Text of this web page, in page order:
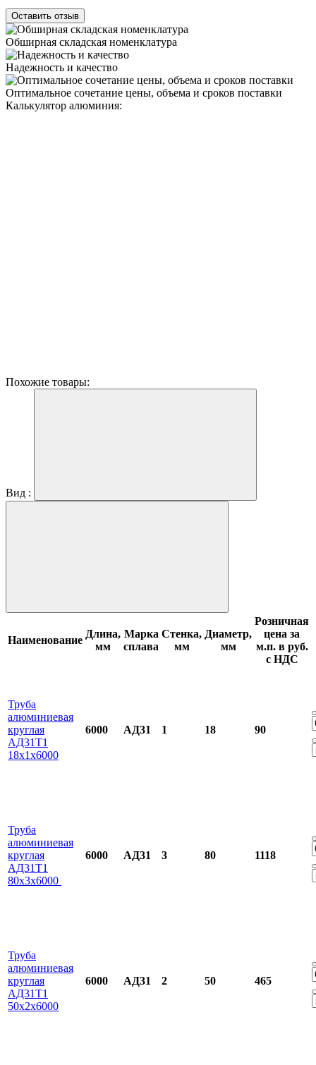
Оставить отзыв
Обширная складская номенклатура
Надежность и качество
Оптимальное сочетание цены, объема и сроков поставки
Калькулятор алюминия:
Похожие товары:
Вид :
Наименование
Длина,
мм
Марка
сплава
Стенка,
мм
Диаметр,
мм
Розничная
цена за
м.п. в руб.
с НДС
Труба
алюминиевая
круглая
АД31Т1
18х1х6000
6000 АД31 1 18 90
Труба
алюминиевая
круглая
АД31Т1
80х3х6000
6000 АД31 3 80 1118
Труба
алюминиевая
круглая
АД31Т1
50х2х6000
6000 АД31 2 50 465